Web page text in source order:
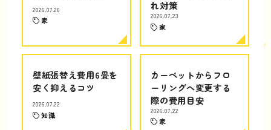
2026.07.26
家
れ対策
2026.07.23
家
壁紙張替え費用6畳を
安く抑えるコツ
2026.07.22
知識
カーペットからフロ
ーリングへ変更する
際の費用目安
2026.07.22
家